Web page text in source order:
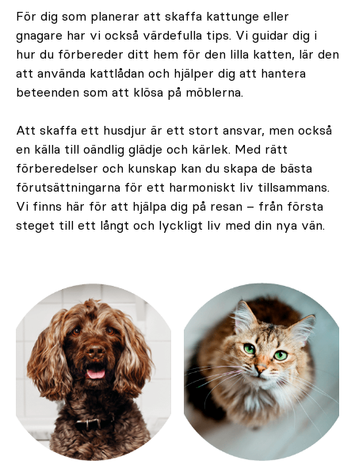
För dig som planerar att skaffa kattunge eller
gnagare har vi också värdefulla tips. Vi guidar dig i
hur du förbereder ditt hem för den lilla katten, lär den
att använda kattlådan och hjälper dig att hantera
beteenden som att klösa på möblerna.
Att skaffa ett husdjur är ett stort ansvar, men också
en källa till oändlig glädje och kärlek. Med rätt
förberedelser och kunskap kan du skapa de bästa
förutsättningarna för ett harmoniskt liv tillsammans.
Vi finns här för att hjälpa dig på resan – från första
steget till ett långt och lyckligt liv med din nya vän.